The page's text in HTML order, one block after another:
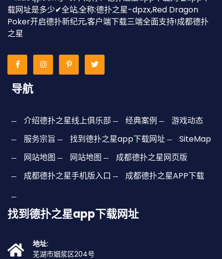
载网址是多少✔全站,全称:德扑之星-dpzx,Red Dragon
Poker开启德扑新纪元,客户端下载三端全面支持!成都德扑
之星
导航
介绍德扑之星线上俱乐部 经典案例
游戏动态
服务宗旨
找到德扑之星app下载网址
SiteMap
网站地图
网站地图
成都德扑之星网页版
成都德扑之星手机版入口
成都德扑之星APP下载
找到德扑之星app下载网址
地址:
芜湖市姻浆区204号